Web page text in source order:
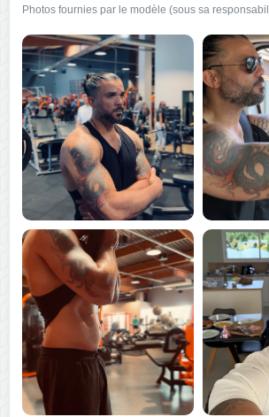
Photos fournies par le modèle (sous sa